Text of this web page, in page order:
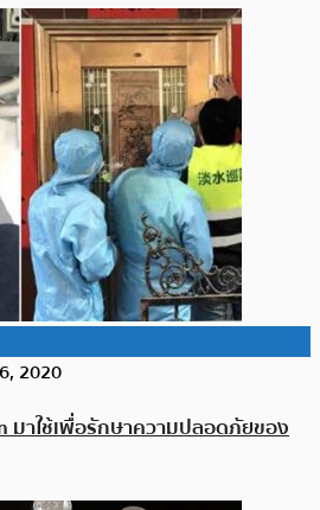
2020
มาใช้เพื่อรักษาความปลอดภัยของ